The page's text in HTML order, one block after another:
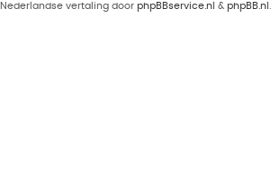
Nederlandse vertaling door phpBBservice.nl & phpBB.nl